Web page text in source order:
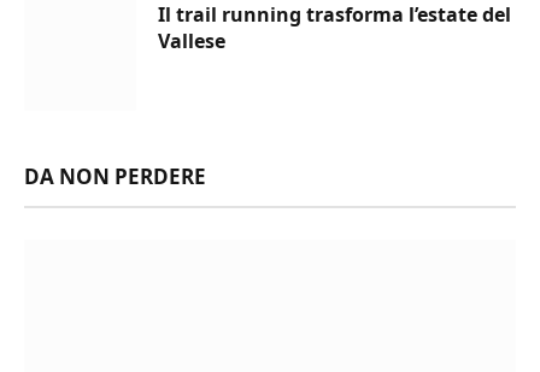
Il trail running trasforma l’estate del
Vallese
DA NON PERDERE